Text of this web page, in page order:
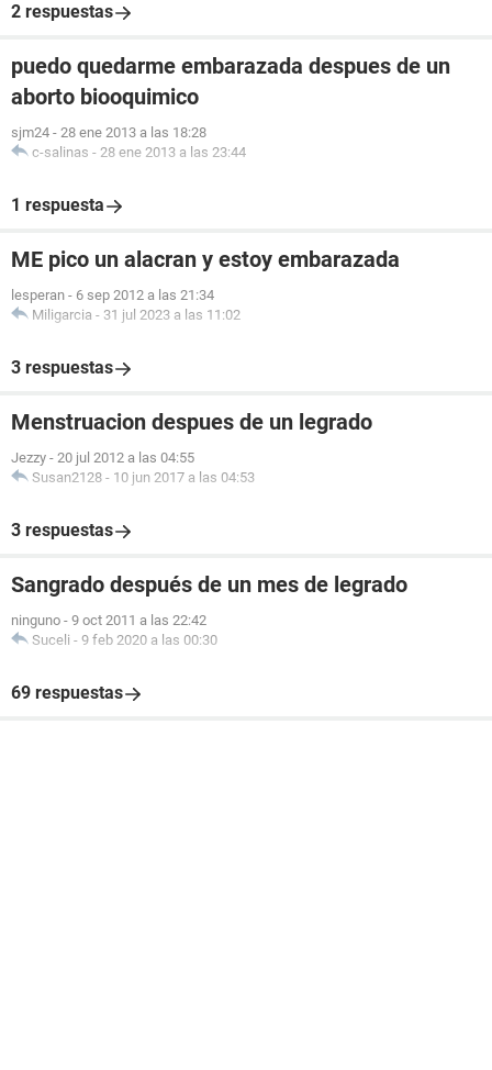
2 respuestas
puedo quedarme embarazada despues de un
aborto biooquimico
sjm24 - 28 ene 2013 a las 18:28
c-salinas - 28 ene 2013 a las 23:44
1 respuesta
ME pico un alacran y estoy embarazada
lesperan - 6 sep 2012 a las 21:34
Miligarcia - 31 jul 2023 a las 11:02
3 respuestas
Menstruacion despues de un legrado
Jezzy - 20 jul 2012 a las 04:55
Susan2128 - 10 jun 2017 a las 04:53
3 respuestas
Sangrado después de un mes de legrado
ninguno - 9 oct 2011 a las 22:42
Suceli - 9 feb 2020 a las 00:30
69 respuestas